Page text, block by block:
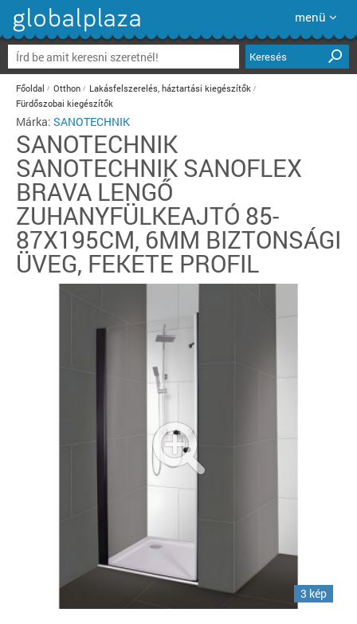
menü
Keresés
Főoldal Otthon
Lakásfelszerelés, háztartási kiegészítők
Fürdőszobai kiegészítők
Márka: SANOTECHNIK
SANOTECHNIK
SANOTECHNIK SANOFLEX
BRAVA LENGŐ
ZUHANYFÜLKEAJTÓ 85-
87X195CM, 6MM BIZTONSÁGI
ÜVEG, FEKETE PROFIL
3 kép